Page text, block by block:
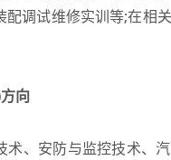
配调试维修实训等;在相
向
、安防与监控技术、汽